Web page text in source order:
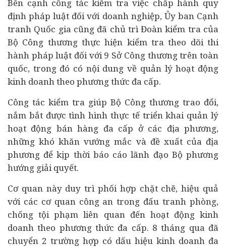
Bên cạnh công tác kiểm tra việc chấp hành quy
định pháp luật đối với doanh nghiệp, Ủy ban Cạnh
tranh Quốc gia cũng đã chủ trì Đoàn kiểm tra của
Bộ Công thương thực hiện kiểm tra theo dõi thi
hành pháp luật đối với 9 Sở Công thương trên toàn
quốc, trong đó có nội dung về quản lý hoạt động
kinh doanh theo phương thức đa cấp.
Công tác kiểm tra giúp Bộ Công thương trao đổi,
nắm bắt được tình hình thực tế triển khai quản lý
hoạt động bán hàng đa cấp ở các địa phương,
những khó khăn vướng mắc và đề xuất của địa
phương để kịp thời báo cáo lãnh đạo Bộ phương
hướng giải quyết.
Cơ quan này duy trì phối hợp chặt chẽ, hiệu quả
với các cơ quan công an trong đấu tranh phòng,
chống tội phạm liên quan đến hoạt động kinh
doanh theo phương thức đa cấp. 8 tháng qua đã
chuyển 2 trường hợp có dấu hiệu kinh doanh đa